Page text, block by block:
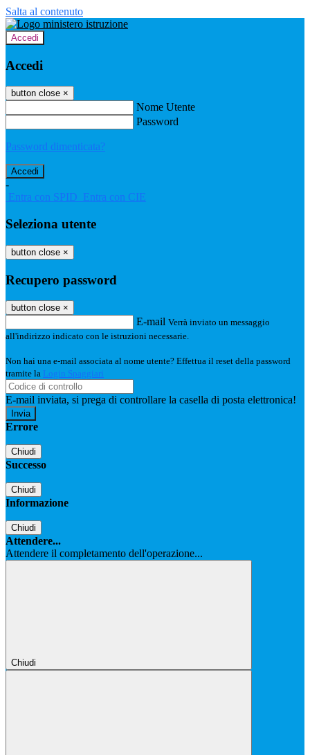
Salta al contenuto
Accedi
Accedi
button close ×
Nome Utente
Password
Password dimenticata?
-
Entra con SPID Entra con CIE
Seleziona utente
button close ×
Recupero password
button close ×
E-mail Verrà inviato un messaggio
all'indirizzo indicato con le istruzioni necessarie.
Non hai una e-mail associata al nome utente? Effettua il reset della password
tramite la Login Spaggiari
E-mail inviata, si prega di controllare la casella di posta elettronica!
Errore
Chiudi
Successo
Chiudi
Informazione
Chiudi
Attendere...
Attendere il completamento dell'operazione...
Chiudi